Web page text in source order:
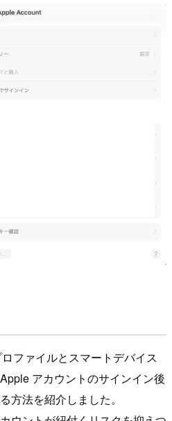
ファイルとスマートデバイス
アカウントのサインイン後
方法を紹介しました。